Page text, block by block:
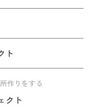
ト
作りをする
クト